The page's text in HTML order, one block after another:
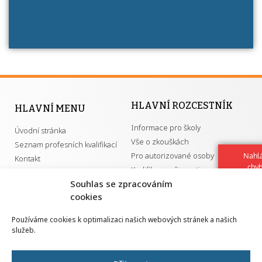
Souhlas se zpracováním
cookies
Používáme cookies k optimalizaci našich webových stránek a našich
služeb.
HLAVNÍ MENU
Úvodní stránka
Seznam profesních kvalifikací
Kontakt
HLAVNÍ ROZCESTNÍK
Informace pro školy
Vše o zkouškách
Pro autorizované osoby
Kvalifikace a živnosti
GDPR
Národní pedagogický institut ČR